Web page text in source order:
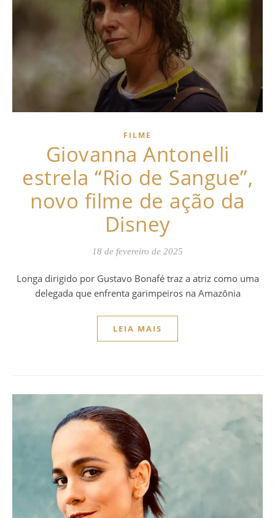
FILME
Giovanna Antonelli
estrela “Rio de Sangue”,
novo filme de ação da
Disney
18 de fevereiro de 2025
Longa dirigido por Gustavo Bonafé traz a atriz como uma
delegada que enfrenta garimpeiros na Amazônia
LEIA MAIS